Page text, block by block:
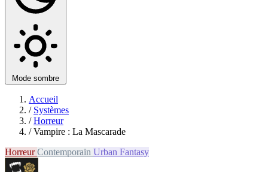
Mode sombre
Accueil
/ Systèmes
/ Horreur
/ Vampire : La Mascarade
HorreurContemporain Urban Fantasy